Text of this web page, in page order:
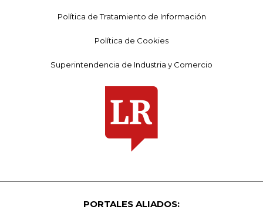
Política de Tratamiento de Información
Política de Cookies
Superintendencia de Industria y Comercio
PORTALES ALIADOS: